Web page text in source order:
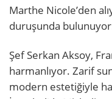
Marthe Nicole’den
duruşunda
Şef Serkan Aksoy,
harmanlıyor. Zarif
modern estetiğiyle